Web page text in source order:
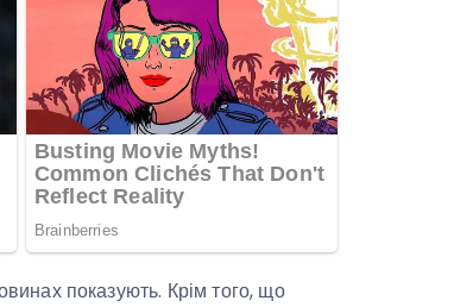
показують. Крім того, що